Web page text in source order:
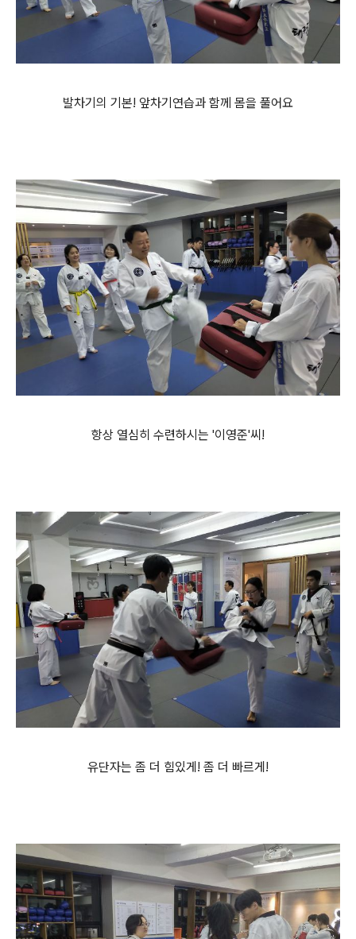
발차기의 기본! 앞차기연습과 함께 몸을 풀어요
항상 열심히 수련하시는 '이영준'씨!
유단자는 좀 더 힘있게! 좀 더 빠르게!